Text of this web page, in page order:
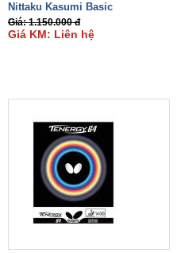
Nittaku Kasumi Basic
Giá: 1.150.000 đ
Giá KM: Liên hệ